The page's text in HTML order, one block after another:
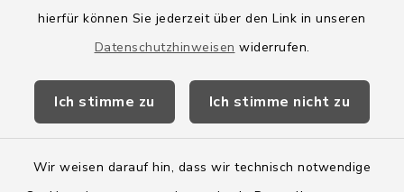
hierfür können Sie jederzeit über den Link in unseren
Datenschutzhinweisen widerrufen.
Ich stimme zu Ich stimme nicht zu
Wir weisen darauf hin, dass wir technisch notwendige
Amtsbroschüre
Wege-Zweckverband